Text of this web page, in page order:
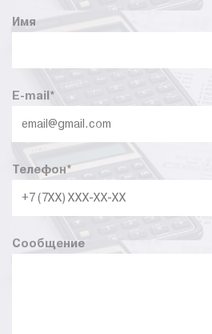
Имя
E-mail *
Телефон*
Сообщение